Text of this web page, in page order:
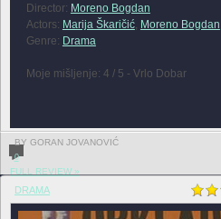
Director: Moreno Bogdan
Actors: Marija Škaričić, Moreno Bogdan
Genre: Drama
Moje mišljenje: 4 / 5 - Vrlo Dobar
BY GORAN JOVANOVIĆ
0
FULL REVIEW »
DRAMA